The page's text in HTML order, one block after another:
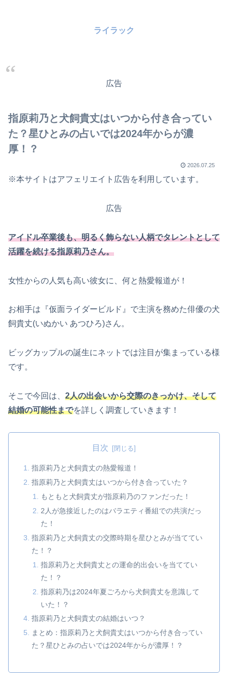
ライラック
広告
指原莉乃と犬飼貴丈はいつから付き合ってい
た？星ひとみの占いでは2024年からが濃
厚！？
2026.07.25
※本サイトはアフェリエイト広告を利用しています。
広告
アイドル卒業後も、明るく飾らない人柄でタレントとして
活躍を続ける指原莉乃さん。
女性からの人気も高い彼女に、何と熱愛報道が！
お相手は『仮面ライダービルド』で主演を務めた俳優の犬
飼貴丈(いぬかい あつひろ)さん。
ビッグカップルの誕生にネットでは注目が集まっている様
です。
そこで今回は、 2人の出会いから交際のきっかけ、そして
結婚の可能性までを詳しく調査していきます！
目次
指原莉乃と犬飼貴丈の熱愛報道！
指原莉乃と犬飼貴丈はいつから付き合っていた？
もともと犬飼貴丈が指原莉乃のファンだった！
2人が急接近したのはバラエティ番組での共演だっ
た！
指原莉乃と犬飼貴丈の交際時期を星ひとみが当ててい
た！？
指原莉乃と犬飼貴丈との運命的出会いを当ててい
た！？
指原莉乃は2024年夏ごろから犬飼貴丈を意識して
いた！？
指原莉乃と犬飼貴丈の結婚はいつ？
まとめ：指原莉乃と犬飼貴丈はいつから付き合ってい
た？星ひとみの占いでは2024年からが濃厚！？